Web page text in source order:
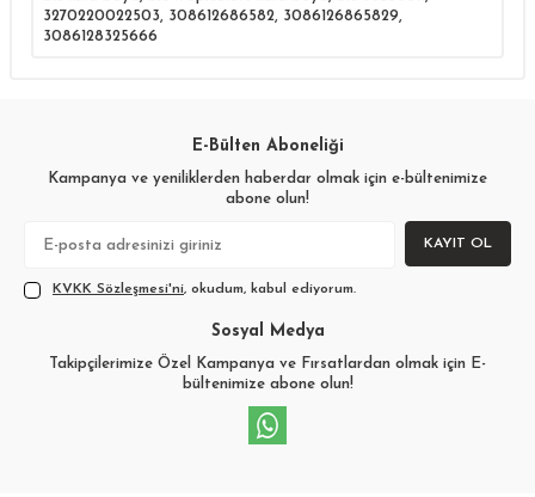
3270220022503, 308612686582, 3086126865829,
3086128325666
E-Bülten Aboneliği
Kampanya ve yeniliklerden haberdar olmak için e-bültenimize
abone olun!
KAYIT OL
KVKK Sözleşmesi'ni, okudum, kabul ediyorum.
Sosyal Medya
Takipçilerimize Özel Kampanya ve Fırsatlardan olmak için E-
bültenimize abone olun!